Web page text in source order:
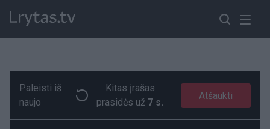
Vilniaus centre – maldos ir šventintas vanduo „Baltic Pride“ eitynių dalyviams
Paremkite Ukrainą
Paleisti iš
naujo
Kitas įrašas
prasidės už 7 s.
Atšaukti